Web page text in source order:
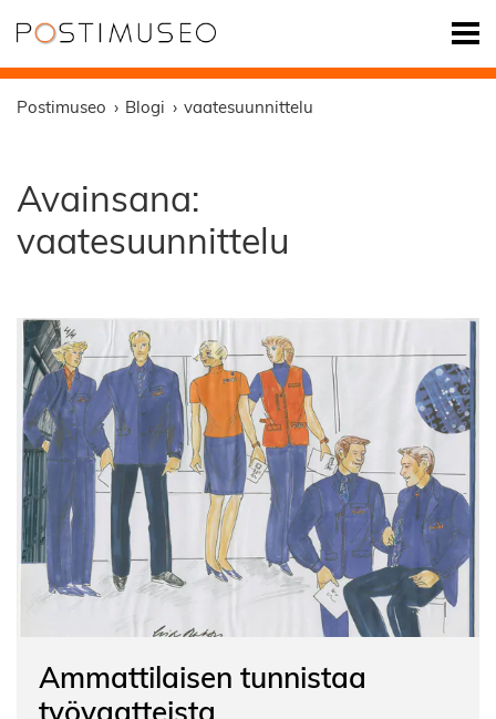
Postimuseo Blogi vaatesuunnittelu
Avainsana:
vaatesuunnittelu
Ammattilaisen tunnistaa
työvaatteista